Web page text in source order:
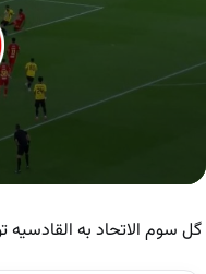
گل سوم الاتحاد به القادسیه